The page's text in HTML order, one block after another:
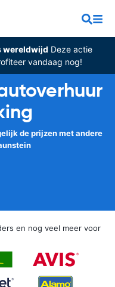
wereldwijd Deze actie
vandaag nog!
de prijzen met andere
en nog veel meer voor